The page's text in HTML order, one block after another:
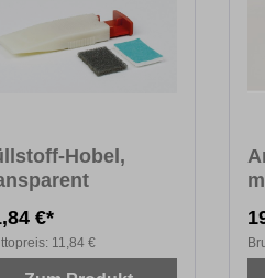
Hobel,
€*
11,84 €
ml